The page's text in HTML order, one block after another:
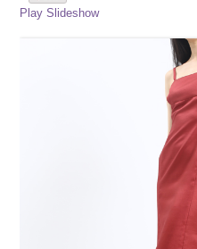
Play Slideshow